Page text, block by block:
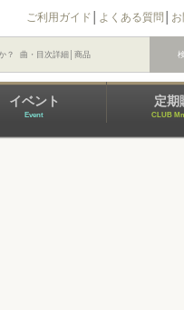
ご利用ガイド よくある質問
イベント
Event
定期
CLUB